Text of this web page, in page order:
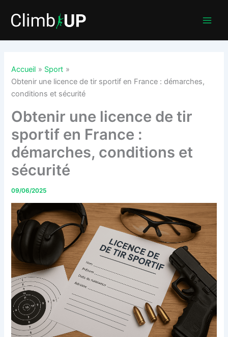
contenu
Accueil
Sport
Obtenir une licence de tir sportif en France : démarches,
conditions et sécurité
Obtenir une licence de tir
sportif en France :
démarches, conditions et
sécurité
09/06/2025